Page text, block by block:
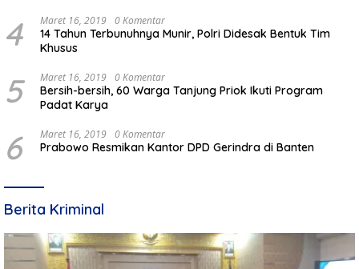
4 Maret 16, 2019 0 Komentar
14 Tahun Terbunuhnya Munir, Polri Didesak Bentuk Tim
Khusus
5 Maret 16, 2019 0 Komentar
Bersih-bersih, 60 Warga Tanjung Priok Ikuti Program
Padat Karya
6 Maret 16, 2019 0 Komentar
Prabowo Resmikan Kantor DPD Gerindra di Banten
Berita Kriminal